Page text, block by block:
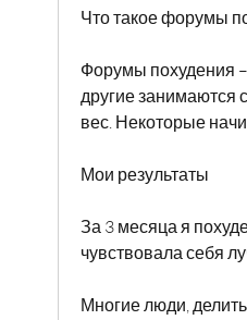
Что такое форумы
Форумы похудения
другие занимаются
вес. Некоторые
Мои результаты
За 3 месяца я
чувствовала себя
Многие люди,